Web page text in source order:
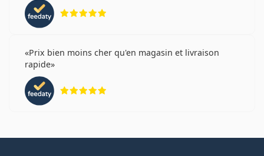
Prix bien moins cher qu'en magasin et livraison
rapide